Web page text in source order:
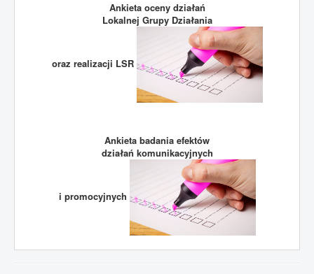
Ankieta oceny działań
Lokalnej Grupy Działania
oraz realizacji LSR
Ankieta badania efektów
działań komunikacyjnych
i promocyjnych